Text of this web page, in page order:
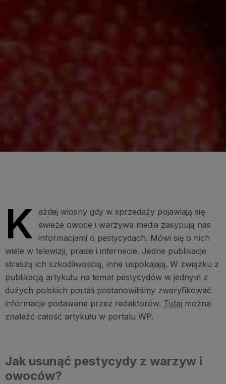
K
ażdej wiosny gdy w sprzedaży pojawiają się
świeże owoce i warzywa media zasypują nas
informacjami o pestycydach. Mówi się o nich
wiele w telewizji, prasie i internecie. Jedne publikacje
straszą ich szkodliwością, inne uspokajają. W związku z
publikacją artykułu na temat pestycydów w jednym z
dużych polskich portali postanowiliśmy zweryfikować
informacje podawane przez redaktorów. Tutaj można
znaleźć całość artykułu w portalu WP.
Jak usunąć pestycydy z warzyw i
owoców?